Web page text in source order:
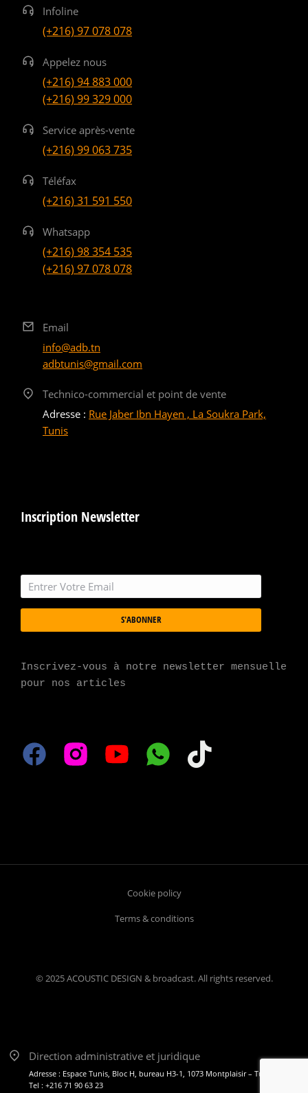
Infoline
(+216) 97 078 078
Appelez nous
(+216) 94 883 000
(+216) 99 329 000
Service après-vente
(+216) 99 063 735
Téléfax
(+216) 31 591 550
Whatsapp
(+216) 98 354 535
(+216) 97 078 078
Email
info@adb.tn
adbtunis@gmail.com
Technico-commercial et point de vente
Adresse : Rue Jaber Ibn Hayen , La Soukra Park,
Tunis
Inscription Newsletter
S'ABONNER
Inscrivez-vous à notre newsletter mensuelle
pour nos articles
© 2025 ACOUSTIC DESIGN & broadcast. All rights reserved.
Cookie policy
Terms & conditions
Direction administrative et juridique
Adresse : Espace Tunis, Bloc H, bureau H3-1, 1073 Montplaisir – Tunis
Tel : +216 71 90 63 23